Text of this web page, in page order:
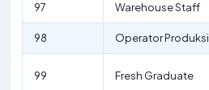
97 Warehouse Staff
98 Operator Produksi
99 Fresh Graduate